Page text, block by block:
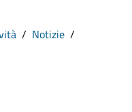
Notizie